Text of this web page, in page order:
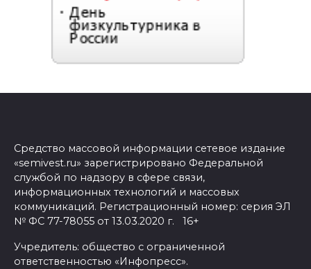
Средство массовой информации сетевое издание
«semivest.ru» зарегистрировано Федеральной
службой по надзору в сфере связи,
информационных технологий и массовых
коммуникаций. Регистрационный номер: серия ЭЛ
№ ФС 77-78055 от 13.03.2020 г. 16+
Учредитель: общество с ограниченной
ответственностью «Инфопресс».